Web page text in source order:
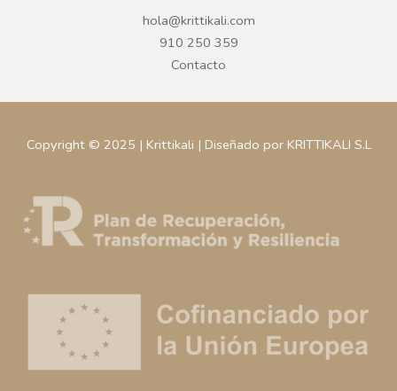
hola@krittikali.com
910 250 359
Contacto
Copyright © 2025 | Krittikali | Diseñado por KRITTIKALI S.L